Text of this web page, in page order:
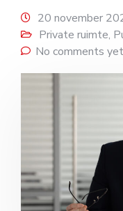
20 november
Private ruimte,
No comments yet